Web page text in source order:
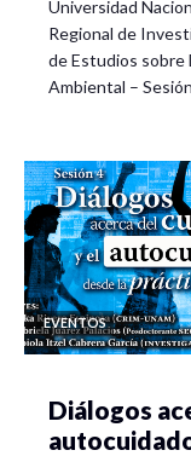
Universidad
Regional de
de Estudios sobre
Ambiental –
EVENTOS
Diálogos